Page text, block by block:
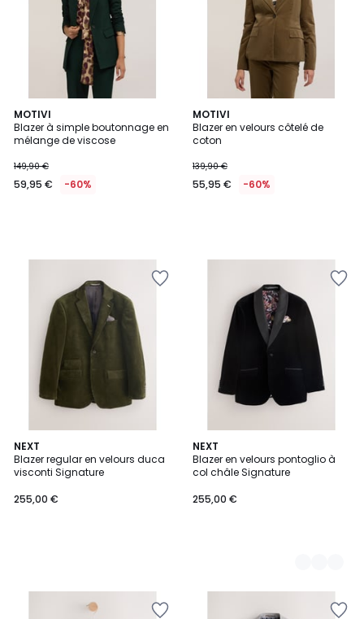
MOTIVI
Blazer à simple boutonnage en
mélange de viscose
149,90 €
59,95 € -60%
MOTIVI
Blazer en velours côtelé de
coton
139,90 €
55,95 € -60%
NEXT
Blazer regular en velours duca
visconti Signature
255,00 €
NEXT
Blazer en velours pontoglio à
col châle Signature
255,00 €
4
Couleurs